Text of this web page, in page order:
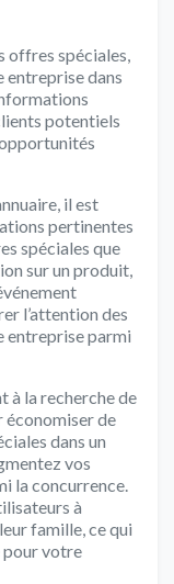
offres spéciales,
entreprise dans
potentiels
il est
pertinentes
spéciales que
sur un produit,
l’attention des
entreprise parmi
à la recherche de
économiser de
dans un
vos
la concurrence.
à
famille, ce qui
pour votre